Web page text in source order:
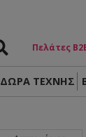
Πελάτες
ΔΏΡΑ ΤΈΧΝΗΣ